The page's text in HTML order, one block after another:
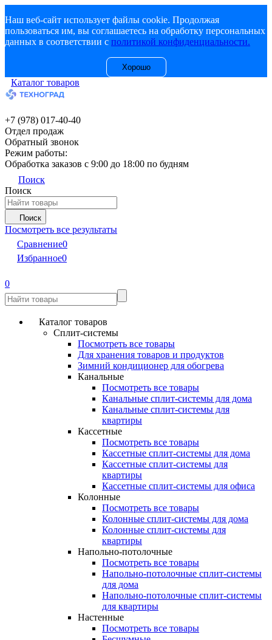
Наш веб-сайт использует файлы cookie. Продолжая
пользоваться им, вы соглашаетесь на обработку персональных
данных в соответствии с политикой конфиденциальности.
Хорошо
Каталог товаров
+7 (978) 017-40-40
Отдел продаж
Обратный звонок
Режим работы:
Обработка заказов с 9:00 до 18:00 по будням
Поиск
Поиск
Поиск
Посмотреть все результаты
Сравнение0
Избранное0
0
Каталог товаров
Сплит-системы
Посмотреть все товары
Для хранения товаров и продуктов
Зимний кондиционер для обогрева
Канальные
Посмотреть все товары
Канальные сплит-системы для дома
Канальные сплит-системы для
квартиры
Кассетные
Посмотреть все товары
Кассетные сплит-системы для дома
Кассетные сплит-системы для
квартиры
Кассетные сплит-системы для офиса
Колонные
Посмотреть все товары
Колонные сплит-системы для дома
Колонные сплит-системы для
квартиры
Напольно-потолочные
Посмотреть все товары
Напольно-потолочные сплит-системы
для дома
Напольно-потолочные сплит-системы
для квартиры
Настенные
Посмотреть все товары